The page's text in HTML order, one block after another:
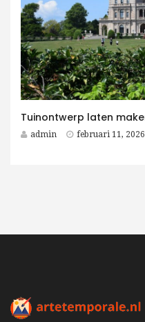
admin februari 11, 2026